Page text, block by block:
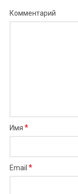
Комментарий
Имя*
Email*